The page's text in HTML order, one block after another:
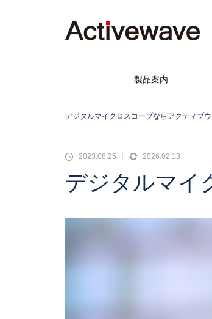
製品案内
デジタルマイクロスコープならアクティブ
2023.08.25 2026.02.13
デジタルマイ